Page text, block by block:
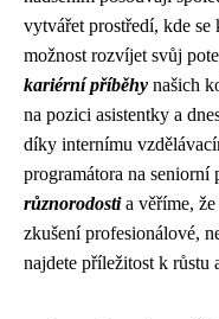
vytvářet prostředí, kde
možnost rozvíjet svůj
kariérní příběhy našich
na pozici asistentky a
díky internímu
programátora na
různorodostia věříme,
zkušení profesionálové,
najdete příležitost k růstu